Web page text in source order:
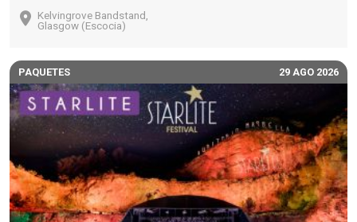
Kelvingrove Bandstand,
Glasgow (Escocia)
PAQUETES 29 AGO 2026